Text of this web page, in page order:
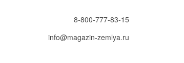
8-800-777-83-15
info@magazin-zemlya.ru